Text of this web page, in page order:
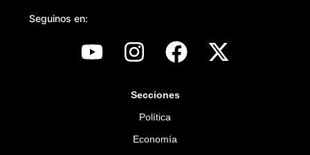
Seguinos en:
Secciones
Política
Economía